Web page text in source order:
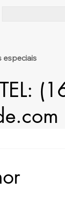
especiais
TEL: